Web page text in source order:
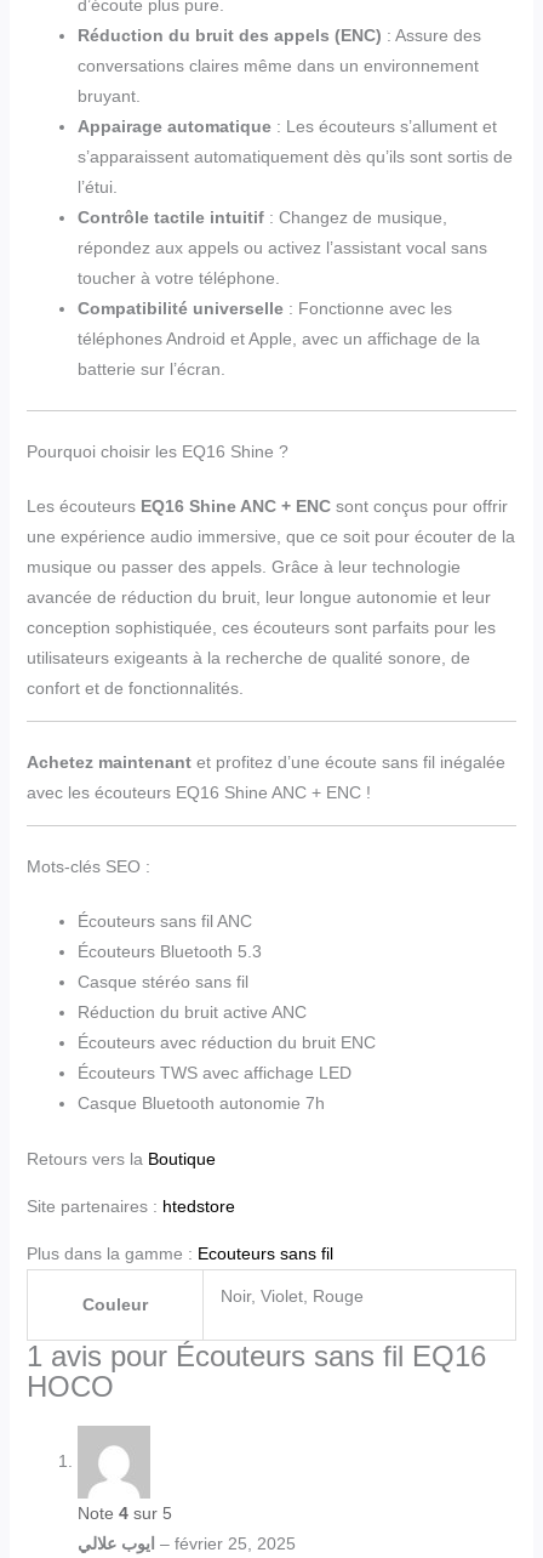
d’écoute plus pure.
Réduction du bruit des appels (ENC) : Assure des
conversations claires même dans un environnement
bruyant.
Appairage automatique: Les écouteurs s’allument et
s’apparaissent automatiquement dès qu’ils sont sortis de
l’étui.
Contrôle tactile intuitif: Changez de musique,
répondez aux appels ou activez l’assistant vocal sans
toucher à votre téléphone.
Compatibilité universelle: Fonctionne avec les
téléphones Android et Apple, avec un affichage de la
batterie sur l’écran.
Pourquoi choisir les EQ16 Shine ?
Les écouteurs EQ16 Shine ANC + ENCsont conçus pour offrir
une expérience audio immersive, que ce soit pour écouter de la
musique ou passer des appels. Grâce à leur technologie
avancée de réduction du bruit, leur longue autonomie et leur
conception sophistiquée, ces écouteurs sont parfaits pour les
utilisateurs exigeants à la recherche de qualité sonore, de
confort et de fonctionnalités.
Achetez maintenantet profitez d’une écoute sans fil inégalée
avec les écouteurs EQ16 Shine ANC + ENC !
Mots-clés SEO :
Écouteurs sans fil ANC
Écouteurs Bluetooth 5.3
Casque stéréo sans fil
Réduction du bruit active ANC
Écouteurs avec réduction du bruit ENC
Écouteurs TWS avec affichage LED
Casque Bluetooth autonomie 7h
Retours vers la Boutique
Site partenaires : htedstore
Plus dans la gamme : Ecouteurs sans fil
Couleur Noir, Violet, Rouge
1 avis pour Écouteurs sans fil EQ16
HOCO
Note 4sur 5
– février 25, 2025